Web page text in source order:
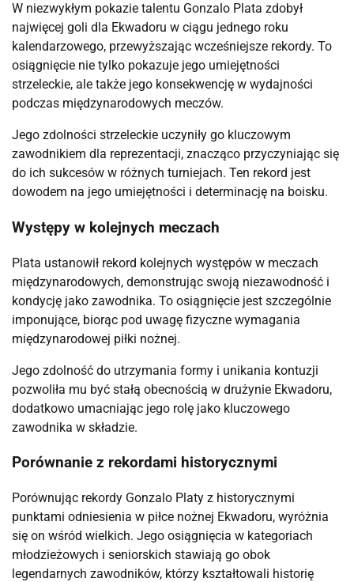
W niezwykłym pokazie talentu Gonzalo Plata zdobył
najwięcej goli dla Ekwadoru w ciągu jednego roku
kalendarzowego, przewyższając wcześniejsze rekordy. To
osiągnięcie nie tylko pokazuje jego umiejętności
strzeleckie, ale także jego konsekwencję w wydajności
podczas międzynarodowych meczów.
Jego zdolności strzeleckie uczyniły go kluczowym
zawodnikiem dla reprezentacji, znacząco przyczyniając się
do ich sukcesów w różnych turniejach. Ten rekord jest
dowodem na jego umiejętności i determinację na boisku.
Występy w kolejnych meczach
Plata ustanowił rekord kolejnych występów w meczach
międzynarodowych, demonstrując swoją niezawodność i
kondycję jako zawodnika. To osiągnięcie jest szczególnie
imponujące, biorąc pod uwagę fizyczne wymagania
międzynarodowej piłki nożnej.
Jego zdolność do utrzymania formy i unikania kontuzji
pozwoliła mu być stałą obecnością w drużynie Ekwadoru,
dodatkowo umacniając jego rolę jako kluczowego
zawodnika w składzie.
Porównanie z rekordami historycznymi
Porównując rekordy Gonzalo Platy z historycznymi
punktami odniesienia w piłce nożnej Ekwadoru, wyróżnia
się on wśród wielkich. Jego osiągnięcia w kategoriach
młodzieżowych i seniorskich stawiają go obok
legendarnych zawodników, którzy kształtowali historię